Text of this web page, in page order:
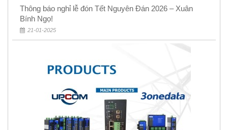
Thông báo nghỉ lễ đón Tết Nguyên Đán 2026 – Xuân
Bính Ngọ!
21-01-2025